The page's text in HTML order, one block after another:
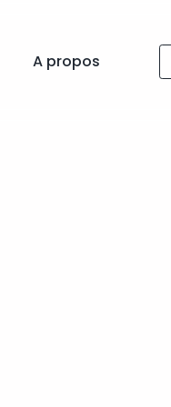
A propos